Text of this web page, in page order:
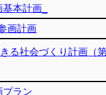
本計画_
画計画
る社会づくり計画（
プラン